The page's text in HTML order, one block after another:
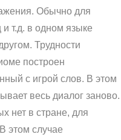
Обычно для
т.д. в одном языке
Трудности
построен
с игрой слов. В этом
весь диалог заново.
нет в стране, для
этом случае